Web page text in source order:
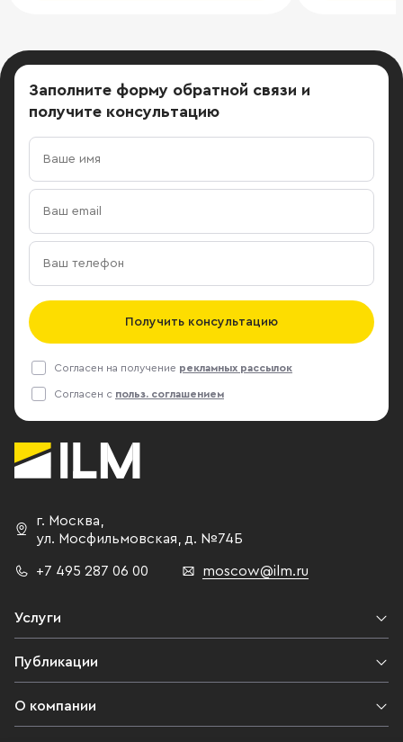
Заполните форму обратной связи и
получите консультацию
Получить консультацию
Согласен на получение рекламных рассылок
Согласен с польз. соглашением
г. Москва,
ул. Мосфильмовская, д. №74Б
+7 495 287 06 00 moscow@ilm.ru
Услуги
Публикации
О компании